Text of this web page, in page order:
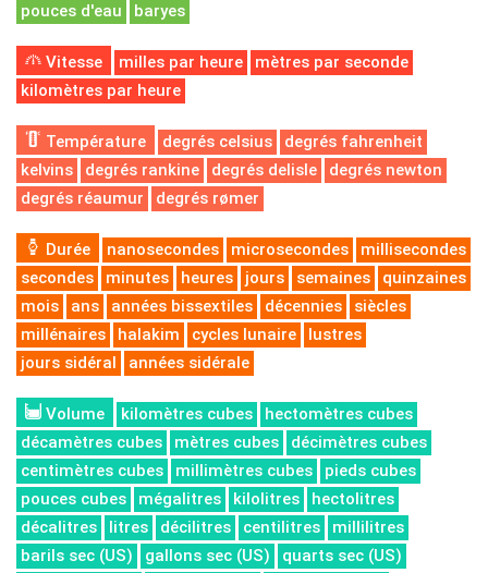
pouces d'eau
baryes
Vitesse milles par heure
mètres par seconde
kilomètres par heure
Température degrés celsius
degrés fahrenheit
kelvins
degrés rankine degrés delisle
degrés newton
degrés réaumur
degrés rømer
Durée nanosecondes microsecondes
millisecondes
secondes
minutes heures jours semaines
quinzaines
mois
ans années bissextiles décennies
siècles
millénaires
halakim cycles lunaire
lustres
jours sidéral
années sidérale
Volume kilomètres cubes
hectomètres cubes
décamètres cubes
mètres cubes
décimètres cubes
centimètres cubes
millimètres cubes
pieds cubes
pouces cubes
mégalitres kilolitres
hectolitres
décalitres
litres décilitres centilitres
millilitres
barils sec (US)
gallons sec (US)
quarts sec (US)